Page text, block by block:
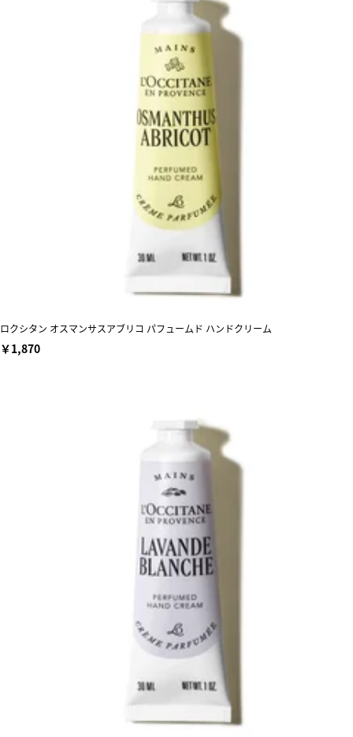
ロクシタン オスマンサスアブリコ パフュームド ハンドクリーム
￥1,870